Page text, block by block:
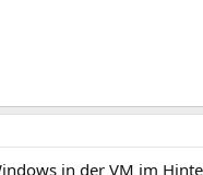
in der VM im